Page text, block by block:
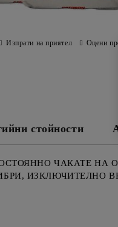
Изпрати на приятел Оцени
стойности
ЧАКАТЕ НА
ИЗКЛЮЧИТЕЛНО